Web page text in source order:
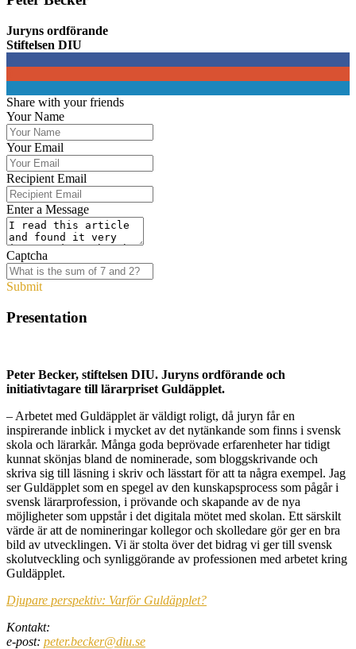
Juryns ordförande
Stiftelsen DIU
Share with your friends
Your Name
Your Email
Recipient Email
Enter a Message
Captcha
Submit
Presentation
Peter Becker, stiftelsen DIU. Juryns ordförande och
initiativtagare till lärarpriset Guldäpplet.
– Arbetet med Guldäpplet är väldigt roligt, då juryn får en
inspirerande inblick i mycket av det nytänkande som finns i svensk
skola och lärarkår. Många goda beprövade erfarenheter har tidigt
kunnat skönjas bland de nominerade, som bloggskrivande och
skriva sig till läsning i skriv och lässtart för att ta några exempel. Jag
ser Guldäpplet som en spegel av den kunskapsprocess som pågår i
svensk lärarprofession, i prövande och skapande av de nya
möjligheter som uppstår i det digitala mötet med skolan. Ett särskilt
värde är att de nomineringar kollegor och skolledare gör ger en bra
bild av utvecklingen. Vi är stolta över det bidrag vi ger till svensk
skolutveckling och synliggörande av professionen med arbetet kring
Guldäpplet.
Djupare perspektiv: Varför Guldäpplet?
Kontakt:
e-post: peter.becker@diu.se